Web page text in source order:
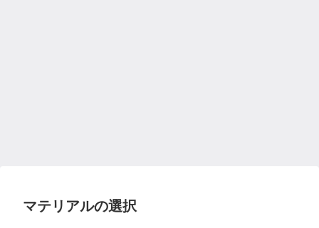
マテリアルの選択